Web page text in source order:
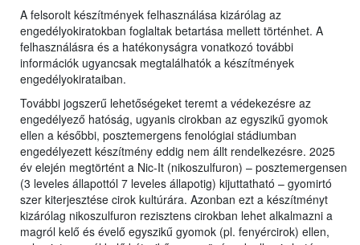
A felsorolt készítmények felhasználása kizárólag az
engedélyokiratokban foglaltak betartása mellett történhet. A
felhasználásra és a hatékonyságra vonatkozó további
információk ugyancsak megtalálhatók a készítmények
engedélyokirataiban.
További jogszerű lehetőségeket teremt a védekezésre az
engedélyező hatóság, ugyanis cirokban az egyszikű gyomok
ellen a későbbi, posztemergens fenológiai stádiumban
engedélyezett készítmény eddig nem állt rendelkezésre. 2025
év elején megtörtént a Nic-It (nikoszulfuron) – posztemergensen
(3 leveles állapottól 7 leveles állapotig) kijuttatható – gyomirtó
szer kiterjesztése cirok kultúrára. Azonban ezt a készítményt
kizárólag nikoszulfuron rezisztens cirokban lehet alkalmazni a
magról kelő és évelő egyszikű gyomok (pl. fenyércirok) ellen,